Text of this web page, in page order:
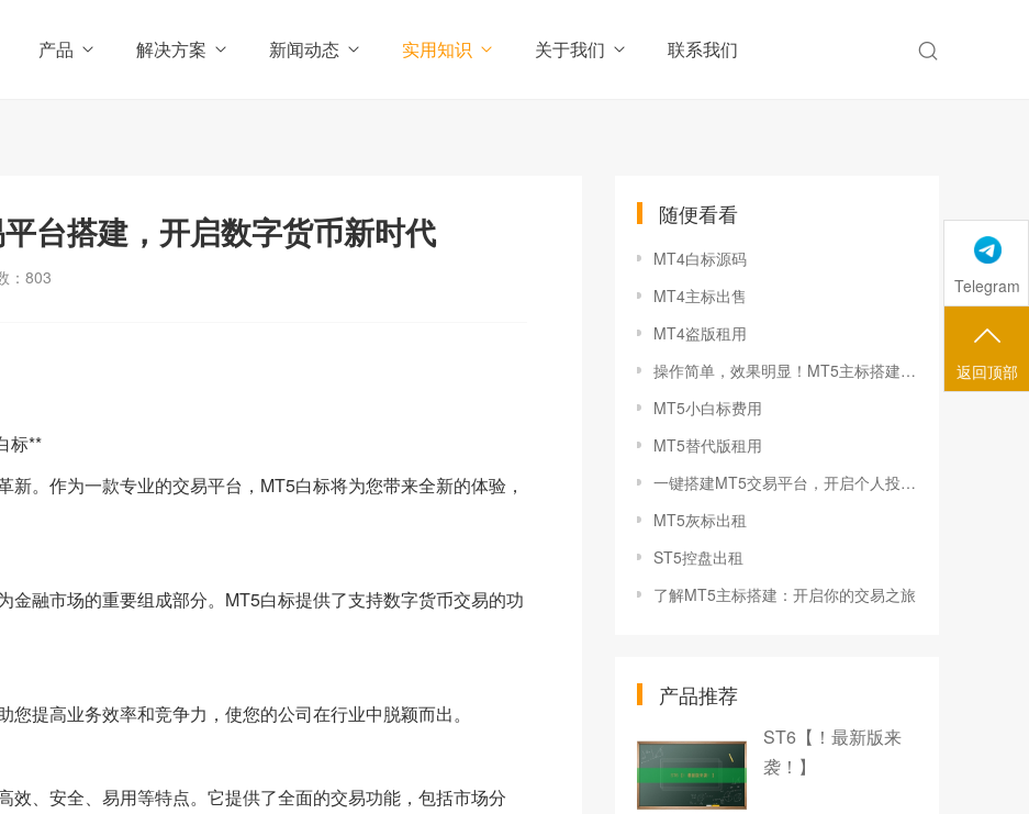
产品 解决方案 新闻动态 实用知识 关于我们 联系我们
台搭建，开启数字货币新时代
： 803
标**
。作为一款专业的交易平台，MT5白标将为您带来全新的体验，
金融市场的重要组成部分。MT5白标提供了支持数字货币交易的功
提高业务效率和竞争力，使您的公司在行业中脱颖而出。
效、安全、易用等特点。它提供了全面的交易功能，包括市场分
随便看看
MT4白标源码
MT4主标出售
MT4盗版租用
操作简单，效果明显！MT5主标搭建创造超额收益
MT5小白标费用
MT5替代版租用
一键搭建MT5交易平台，开启个人投资新篇章
MT5灰标出租
ST5控盘出租
了解MT5主标搭建：开启你的交易之旅
产品推荐
ST6【！最新版来
袭！】
Telegram
返回顶部